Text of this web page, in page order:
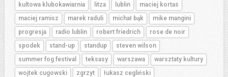
kultowa klubokawiarnia
litza lublin
maciej kortas
maciej ramisz
marek raduli michał bąk
mike mangini
progresja
radio lublin robert friedrich
rose de noir
spodek
stand-up standup
steven wilson
summer fog festival
teksasy warszawa
warsztaty kultury
wojtek cugowski
zgrzyt łukasz cegliński